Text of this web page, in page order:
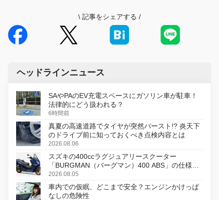
\ 記事をシェアする /
ヘッドラインニュース
SAやPAのEV充電スペースにガソリン車が駐車！
法律的にどう扱われる？
6時間前
真夏の高速道路でタイヤが突然バースト!? 炎天下
のドライブ前に知っておくべき点検内容とは
2026.08.06
スズキの400ccラグジュアリースクーター
「BURGMAN（バーグマン）400 ABS」の仕様を
変更し、8月18日に発売
2026.08.05
車内での仮眠、どこまで安全？エンジンかけっぱ
なしの危険性